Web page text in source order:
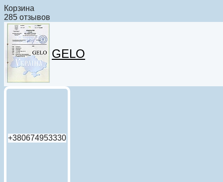
Корзина
285 отзывов
GELO
+380674953330